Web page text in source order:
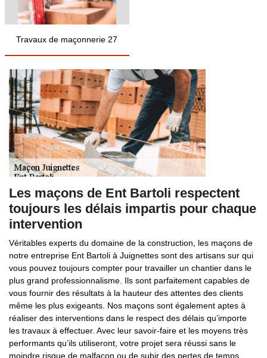
Travaux de maçonnerie 27
Les maçons de Ent Bartoli respectent
toujours les délais impartis pour chaque
intervention
Véritables experts du domaine de la construction, les maçons de
notre entreprise Ent Bartoli à Juignettes sont des artisans sur qui
vous pouvez toujours compter pour travailler un chantier dans le
plus grand professionnalisme. Ils sont parfaitement capables de
vous fournir des résultats à la hauteur des attentes des clients
même les plus exigeants. Nos maçons sont également aptes à
réaliser des interventions dans le respect des délais qu’importe
les travaux à effectuer. Avec leur savoir-faire et les moyens très
performants qu’ils utiliseront, votre projet sera réussi sans le
moindre risque de malfaçon ou de subir des pertes de temps